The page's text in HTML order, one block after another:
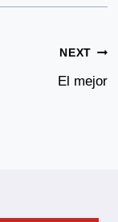
NEXT
El mejor